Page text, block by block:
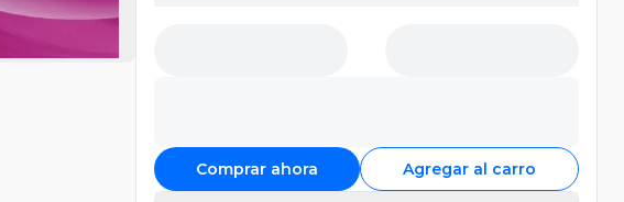
Comprar ahora Agregar al carro